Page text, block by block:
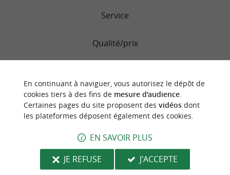
Service
Qualité/prix
"Déjeuner dominical"
Avis publié par isabelle R (Basse-Goulaine,
France) le 12/08/2024
arrêtés pour le déjeuner Accueil sympa belle table
service impeccable bon repas Top
LIRE L'AVIS COMPLET
En continuant à naviguer, vous autorisez le dépôt de
cookies tiers à des fins de mesure d'audience.
Certaines pages du site proposent des vidéosdont
les plateformes déposent également des cookies.
EN SAVOIR PLUS
JE REFUSE
J'ACCEPTE